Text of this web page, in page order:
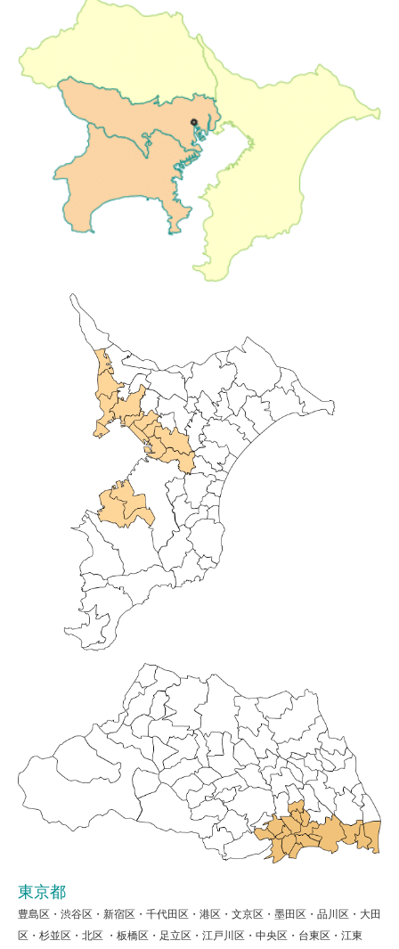
東京都
豊島区・渋谷区・新宿区・千代田区・港区・文京区・墨田区・品川区・大田
区・杉並区・北区 ・板橋区・足立区・江戸川区・中央区・台東区・江東